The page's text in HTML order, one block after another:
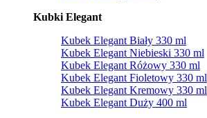
Kubki Elegant
Kubek Elegant Biały 330 ml
Kubek Elegant Niebieski 330 ml
Kubek Elegant Różowy 330 ml
Kubek Elegant Fioletowy 330 ml
Kubek Elegant Kremowy 330 ml
Kubek Elegant Duży 400 ml